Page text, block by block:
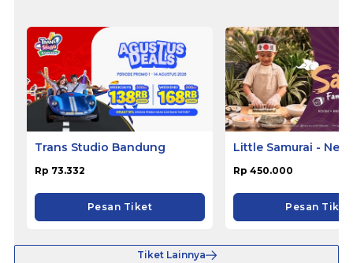
Trans Studio Bandung
Rp 73.332
Pesan Tiket
Little Samurai -
Rp 450.000
Pesan Tiket
Tiket Lainnya